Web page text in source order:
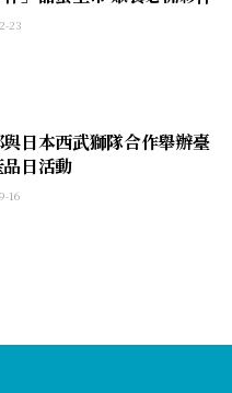
23
日本西武獅隊合作舉辦臺
日活動
16